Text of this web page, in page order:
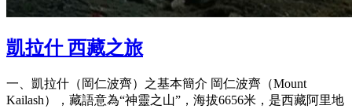
凱拉什 西藏之旅
一、凱拉什（岡仁波齊）之基本簡介 岡仁波齊（Mount
Kailash），藏語意為“神靈之山”，海拔6656米，是西藏阿里地